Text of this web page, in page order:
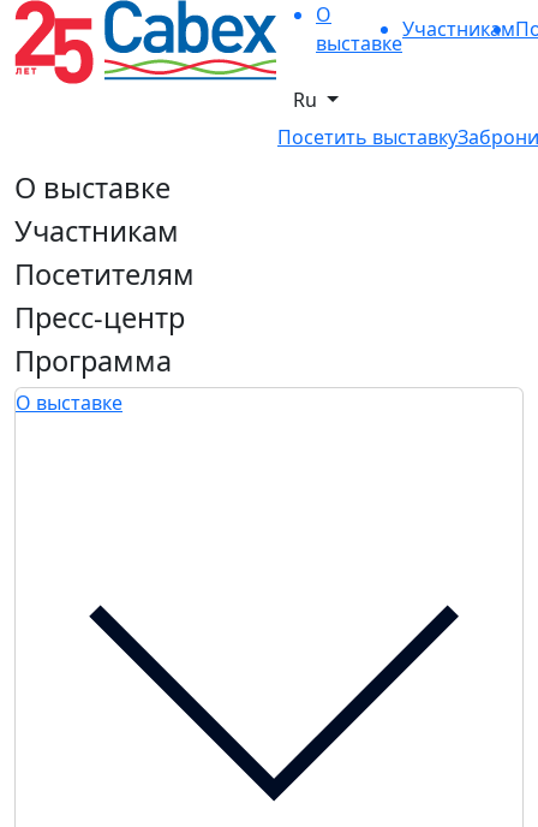
О
выставке
Участникам
Ru
Посетить выставку
О выставке
Участникам
Посетителям
Пресс-центр
Программа
О выставке